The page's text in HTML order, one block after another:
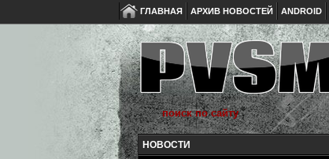
ГЛАВНАЯ АРХИВ НОВОСТЕЙ ANDROID
НОВОСТИ